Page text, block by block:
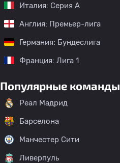
Италия: Серия А
Англия: Премьер-лига
Германия: Бундеслига
Франция: Лига 1
Популярные команды
Реал Мадрид
Барселона
Манчестер Сити
Ливерпуль